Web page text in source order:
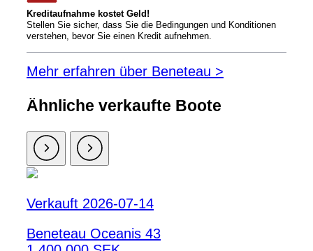
Kreditaufnahme kostet Geld!
Stellen Sie sicher, dass Sie die Bedingungen und Konditionen
verstehen, bevor Sie einen Kredit aufnehmen.
Mehr erfahren über Beneteau >
Ähnliche verkaufte Boote
Verkauft 2026-07-14
Beneteau Oceanis 43